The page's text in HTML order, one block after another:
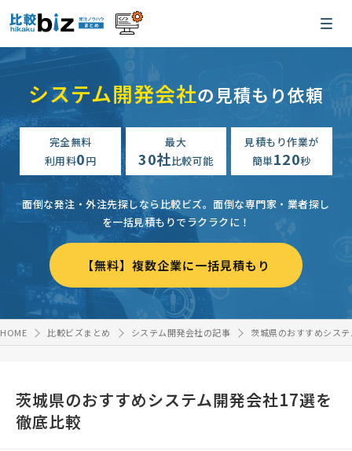
システム開発会社の見積もり依頼
完全無料
利用料0円
最大
30社比較可能
見積もり作業が
簡単120秒
面倒な発注・外注先探しなら比較ビズ。 面倒な専門家・業者探し
を一括見積もりでラクラクに！
【無料】複数企業に一括見積もり
HOME 比較ビズまとめ システム開発会社の記事 茨城県のおすすめシス
茨城県のおすすめシステム開発会社17選を
徹底比較